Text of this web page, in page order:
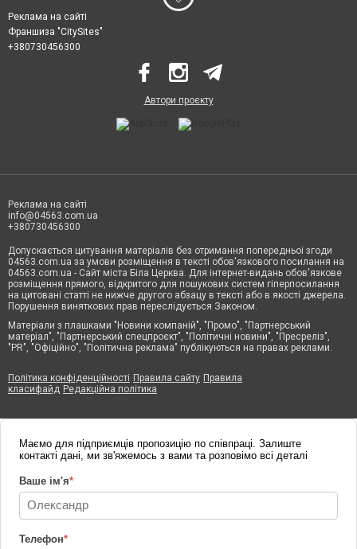
Реклама на сайті
Франшиза "CitySites"
+380730456300
Автори проєкту
Реклама на сайті
info@04563.com.ua
+380730456300
Допускається цитування матеріалів без отримання попередньої згоди
04563.com.ua за умови розміщення в тексті обов'язкового посилання на
04563.com.ua - Сайт міста Біла Церква. Для інтернет-видань обов'язкове
розміщення прямого, відкритого для пошукових систем гіперпосилання
на цитовані статті не нижче другого абзацу в тексті або в якості джерела.
Порушення виняткових прав переслідується Законом.
Матеріали з плашками "Новини компаній", "Промо", "Партнерський
матеріал", "Партнерський спецпроєкт", "Політичні новини", "Пресреліз",
"PR", "Офіційно", "Політична реклама" публікуються на правах реклами.
Політика конфіденційності Правила сайту Правила
класифайд Редакційна політика
Маємо для підприємців пропозицію по співпраці. Залиште
контакті дані, ми зв'яжемось з вами та розповімо всі деталі
Ваше ім'я*
Телефон*